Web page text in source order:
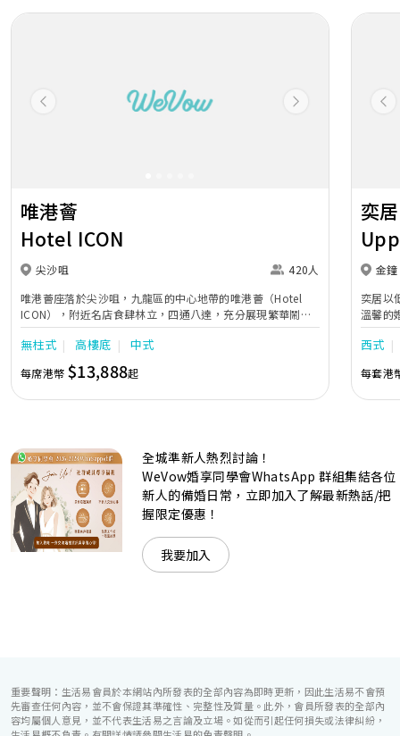
Previous Next
唯港薈
Hotel ICON
尖沙咀
420人
唯港薈座落於尖沙咀，九龍區的中心地帶的唯港薈（Hotel
ICON），附近名店食肆林立，四通八達，充分展現繁華鬧巿
中的活力個性，成為一眾準新人舉辦婚宴的熱門之選。專業團
隊由策劃統籌至所有婚宴每個細節，唯港薈都力臻完美，保證
讓您留下獨特的醉人回憶。 擁有時尚高樓頂的Silverbox宴會
廳，配置了全套先進的視聽影音及燈光設備配套，並採用極富
現代時尚感的水晶玻璃燈，演繹出與別不同的經典神韻。不論
準新人的個性及預算﹔保證為您打造夢寐以求的特別日子，令
賓客永誌難忘！
無柱式 高樓底 中式
每席港幣 $13,888起
奕居
金鐘
奕居以
溫馨的
團隊會
西式
每套港
全城準新人熱烈討論！
WeVow婚享同學會WhatsApp 群組集結各位
新人的備婚日常，立即加入了解最新熱話/把
握限定優惠！
我要加入
重要聲明：生活易會員於本網站內所發表的全部內容為即時更新，因此生活易不會預
先審查任何內容，並不會保證其準確性、完整性及質量。此外，會員所發表的全部內
容均屬個人意見，並不代表生活易之言論及立場。如從而引起任何損失或法律糾紛，